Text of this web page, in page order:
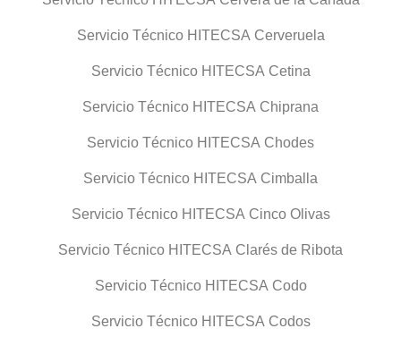
Servicio Técnico HITECSA Cerveruela
Servicio Técnico HITECSA Cetina
Servicio Técnico HITECSA Chiprana
Servicio Técnico HITECSA Chodes
Servicio Técnico HITECSA Cimballa
Servicio Técnico HITECSA Cinco Olivas
Servicio Técnico HITECSA Clarés de Ribota
Servicio Técnico HITECSA Codo
Servicio Técnico HITECSA Codos